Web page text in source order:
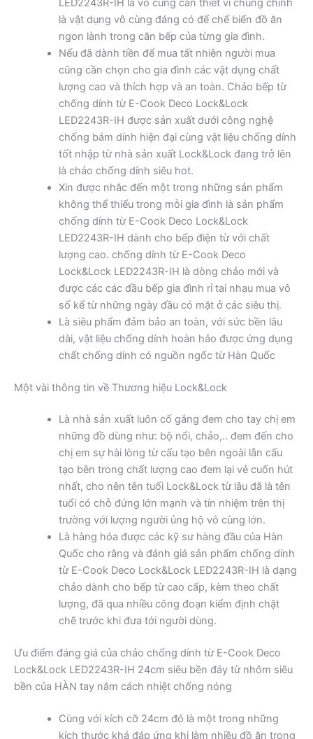
LED2243R-IH là vô cùng cần thiết vì chúng chính
là vật dụng vô cùng đáng có để chế biến đồ ăn
ngon lành trong căn bếp của từng gia đình.
Nếu đã dành tiền để mua tất nhiên người mua
cũng cần chọn cho gia đình các vật dụng chất
lượng cao và thích hợp và an toàn. Chảo bếp từ
chống dính từ E-Cook Deco Lock&Lock
LED2243R-IH được sản xuất dưới công nghệ
chống bám dính hiện đại cùng vật liệu chống dính
tốt nhập từ nhà sản xuất Lock&Lock đang trở lên
là chảo chống dính siêu hot.
Xin được nhắc đến một trong những sản phẩm
không thể thiếu trong mỗi gia đình là sản phẩm
chống dính từ E-Cook Deco Lock&Lock
LED2243R-IH dành cho bếp điện từ với chất
lượng cao. chống dính từ E-Cook Deco
Lock&Lock LED2243R-IH là dòng chảo mới và
được các các đầu bếp gia đình rỉ tai nhau mua vô
số kể từ những ngày đầu có mặt ở các siêu thị.
Là siêu phẩm đảm bảo an toàn, với sức bền lâu
dài, vật liệu chống dính hoàn hảo được ứng dụng
chất chống dính có nguồn ngốc từ Hàn Quốc
Một vài thông tin về Thương hiệu Lock&Lock
Là nhà sản xuất luôn cố gắng đem cho tay chị em
những đồ dùng như: bộ nổi, chảo,.. đem đến cho
chị em sự hài lòng từ cấu tạo bên ngoài lẫn cấu
tạo bên trong chất lượng cao đem lại vẻ cuốn hút
nhất, cho nên tên tuổi Lock&Lock từ lâu đã là tên
tuổi có chỗ đứng lớn mạnh và tín nhiệm trên thị
trường với lượng người ủng hộ vô cùng lớn.
Là hàng hóa được các kỹ sư hàng đầu của Hàn
Quốc cho rằng và đánh giá sản phẩm chống dính
từ E-Cook Deco Lock&Lock LED2243R-IH là dạng
chảo dành cho bếp từ cao cấp, kèm theo chất
lượng, đã qua nhiều công đoạn kiểm định chặt
chẽ trước khi đưa tới người dùng.
Ưu điểm đáng giá của chảo chống dính từ E-Cook Deco
Lock&Lock LED2243R-IH 24cm siêu bền đáy từ nhôm siêu
bền của HÀN tay nắm cách nhiệt chống nóng
Cùng với kích cỡ 24cm đó là một trong những
kích thước khá đáp ứng khi làm nhiều đồ ăn trong